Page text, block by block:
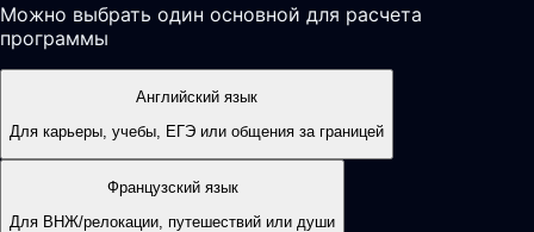
Можно выбрать один основной для расчета
программы
Английский язык
Для карьеры, учебы, ЕГЭ или общения за границей
Французский язык
Для ВНЖ/релокации, путешествий или души